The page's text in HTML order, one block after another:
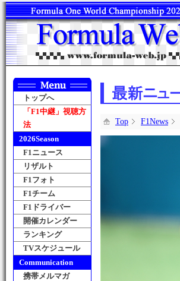
トップへ
「F1中継」視聴方
法
2026Season
F1ニュース
リザルト
F1フォト
F1チーム
F1ドライバー
開催カレンダー
ランキング
TVスケジュール
Communication
携帯メルマガ
Top F1News